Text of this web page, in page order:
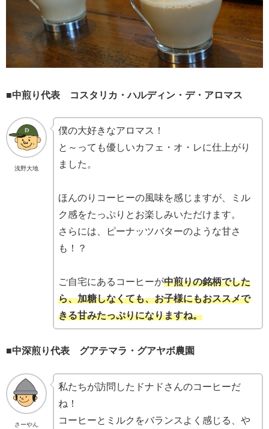
■中煎り代表 コスタリカ・ハルディン・デ・アロマス
浅野大地
僕の大好きなアロマス！
と～っても優しいカフェ・オ・レに仕上がり
ました。
ほんのりコーヒーの風味を感じますが、ミル
ク感をたっぷりとお楽しみいただけます。
さらには、ピーナッツバターのような甘さ
も！？
ご自宅にあるコーヒーが中煎りの銘柄でした
ら、加糖しなくても、お子様にもおススメで
きる甘みたっぷりになりますね。
■中深煎り代表 グアテマラ・グアヤボ農園
さーやん
私たちが訪問したドナドさんのコーヒーだ
ね！
コーヒーとミルクをバランスよく感じる、や